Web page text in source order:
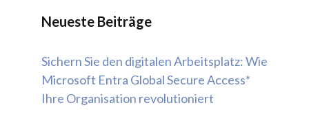
Neueste Beiträge
Sichern Sie den digitalen Arbeitsplatz: Wie
Microsoft Entra Global Secure Access*
Ihre Organisation revolutioniert